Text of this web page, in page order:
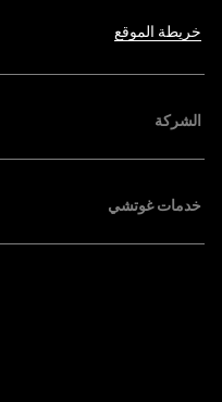
خريطة الموقع
الشركة
خدمات غوتشي